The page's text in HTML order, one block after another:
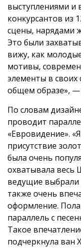
выступлениями и
конкурсантов из
сцены, нарядами
Это были
вижу, как
мотивы,
элементы в своих
общем образе», —
По словам
проводит
«Евровидение».
присутствие
была очень
охватывала весь
ведущие
также очень
оформление.
параллель с
Такое
подчеркнула ван